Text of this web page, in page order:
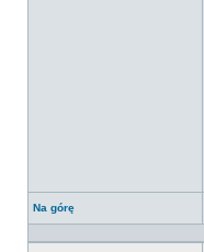
Na górę